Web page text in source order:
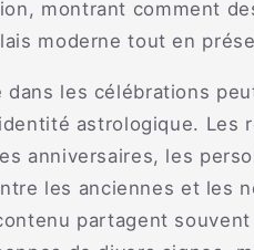
montrant comment
moderne tout en
les célébrations
astrologique. Les
anniversaires, les
les anciennes et les
partagent